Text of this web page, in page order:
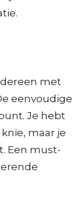
met
eenvoudige
Je hebt
maar je
Een must-